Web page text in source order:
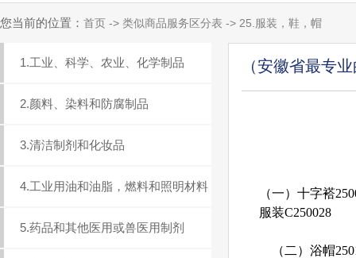
您当前的位置： 首页 -> 类似商品服务区分表 -> 25.服装，鞋，帽
1.工业、科学、农业、化学制品
2.颜料、染料和防腐制品
3.清洁制剂和化妆品
4.工业用油和油脂，燃料和照明材料
5.药品和其他医用或兽医用制剂
（安徽省最专
（一）十字褡
服装C250028
（二）浴帽